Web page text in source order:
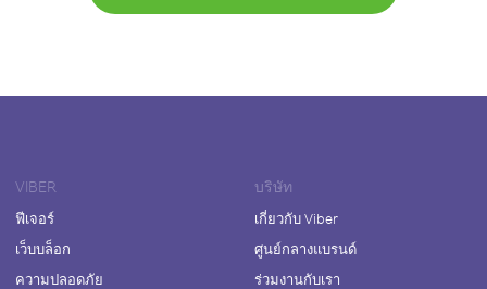
VIBER
ฟีเจอร์
เว็บบล็อก
ความปลอดภัย
บริษัท
เกี่ยวกับ Viber
ศูนย์กลางแบรนด์
ร่วมงานกับเรา